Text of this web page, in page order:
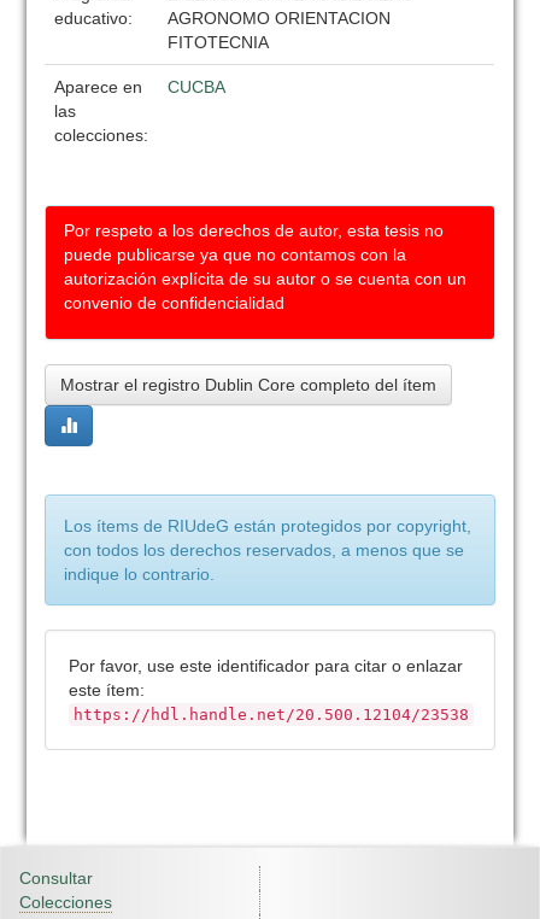
educativo:
AGRONOMO ORIENTACION
FITOTECNIA
Aparece en
las
colecciones:
CUCBA
Por respeto a los derechos de autor, esta tesis no
puede publicarse ya que no contamos con la
autorización explícita de su autor o se cuenta con un
convenio de confidencialidad
Mostrar el registro Dublin Core completo del ítem
Los ítems de RIUdeG están protegidos por copyright,
con todos los derechos reservados, a menos que se
indique lo contrario.
Por favor, use este identificador para citar o enlazar
este ítem:
https://hdl.handle.net/20.500.12104/23538
Consultar
Colecciones